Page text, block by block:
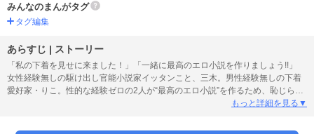
みんなのまんがタグ
タグ編集
あらすじ | ストーリー
「私の下着を見せに来ました！」「一緒に最高のエロ小説を作りましょう!!」
女性経験無しの駆け出し官能小説家イッタンこと、三木。男性経験無しの下着
愛好家・りこ。性的な経験ゼロの2人が“最高のエロ小説”を作るため、恥じらい
ながらも協力しはじめる!! 自分の“下着愛”を肯定してくれた三木の熱い“おねが
もっと詳細を見る▼